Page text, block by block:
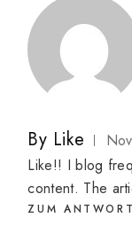
By Like
Like!! I blog
content. The
ZUM